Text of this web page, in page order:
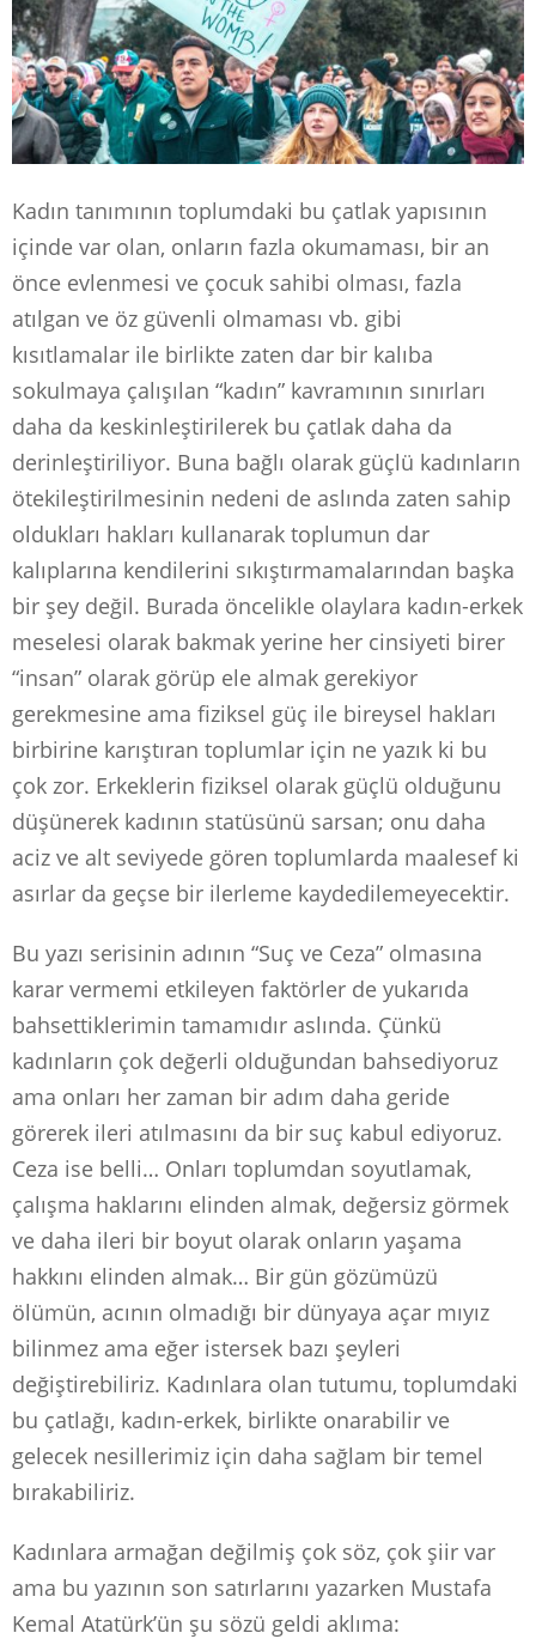
Kadın tanımının toplumdaki bu çatlak yapısının
içinde var olan, onların fazla okumaması, bir an
önce evlenmesi ve çocuk sahibi olması, fazla
atılgan ve öz güvenli olmaması vb. gibi
kısıtlamalar ile birlikte zaten dar bir kalıba
sokulmaya çalışılan “kadın” kavramının sınırları
daha da keskinleştirilerek bu çatlak daha da
derinleştiriliyor. Buna bağlı olarak güçlü kadınların
ötekileştirilmesinin nedeni de aslında zaten sahip
oldukları hakları kullanarak toplumun dar
kalıplarına kendilerini sıkıştırmamalarından başka
bir şey değil. Burada öncelikle olaylara kadın-erkek
meselesi olarak bakmak yerine her cinsiyeti birer
“insan” olarak görüp ele almak gerekiyor
gerekmesine ama fiziksel güç ile bireysel hakları
birbirine karıştıran toplumlar için ne yazık ki bu
çok zor. Erkeklerin fiziksel olarak güçlü olduğunu
düşünerek kadının statüsünü sarsan; onu daha
aciz ve alt seviyede gören toplumlarda maalesef ki
asırlar da geçse bir ilerleme kaydedilemeyecektir.
Bu yazı serisinin adının “Suç ve Ceza” olmasına
karar vermemi etkileyen faktörler de yukarıda
bahsettiklerimin tamamıdır aslında. Çünkü
kadınların çok değerli olduğundan bahsediyoruz
ama onları her zaman bir adım daha geride
görerek ileri atılmasını da bir suç kabul ediyoruz.
Ceza ise belli… Onları toplumdan soyutlamak,
çalışma haklarını elinden almak, değersiz görmek
ve daha ileri bir boyut olarak onların yaşama
hakkını elinden almak… Bir gün gözümüzü
ölümün, acının olmadığı bir dünyaya açar mıyız
bilinmez ama eğer istersek bazı şeyleri
değiştirebiliriz. Kadınlara olan tutumu, toplumdaki
bu çatlağı, kadın-erkek, birlikte onarabilir ve
gelecek nesillerimiz için daha sağlam bir temel
bırakabiliriz.
Kadınlara armağan değilmiş çok söz, çok şiir var
ama bu yazının son satırlarını yazarken Mustafa
Kemal Atatürk’ün şu sözü geldi aklıma: